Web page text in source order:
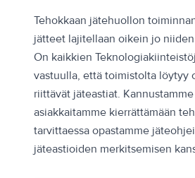
Tehokkaan jätehuollon
jätteet lajitellaan oikein jo
On kaikkien
vastuulla, että toimistolta löytyy
riittävät jäteastiat.
asiakkaitamme kierrättämään
tarvittaessa opastamme
jäteastioiden merkitsemisen